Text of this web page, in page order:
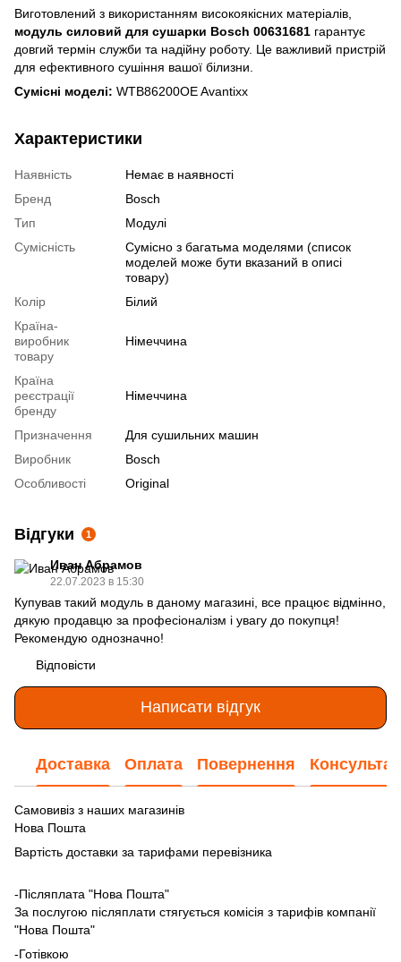
Виготовлений з використанням високоякісних матеріалів,
модуль силовий для сушарки Bosch 00631681 гарантує
довгий термін служби та надійну роботу. Це важливий пристрій
для ефективного сушіння вашої білизни.
Сумісні моделі: WTB86200OE Avantixx
Характеристики
Наявність
Немає в наявності
Бренд
Bosch
Тип
Модулі
Сумісність
Сумісно з багатьма моделями (список
моделей може бути вказаний в описі
товару)
Колір
Білий
Країна-
виробник
товару
Німеччина
Країна
реєстрації
бренду
Німеччина
Призначення
Для сушильних машин
Виробник
Bosch
Особливості
Original
Відгуки 1
Иван Абрамов
22.07.2023 в 15:30
Купував такий модуль в даному магазині, все працює відмінно,
дякую продавцю за професіоналізм і увагу до покупця!
Рекомендую однозначно!
Відповісти
Написати відгук
Доставка Оплата Повернення
Самовивіз з наших магазинів
Нова Пошта
Вартість доставки за тарифами перевізника
-Післяплата "Нова Пошта"
За послугою післяплати стягується комісія з тарифів компанії
"Нова Пошта"
-Готівкою